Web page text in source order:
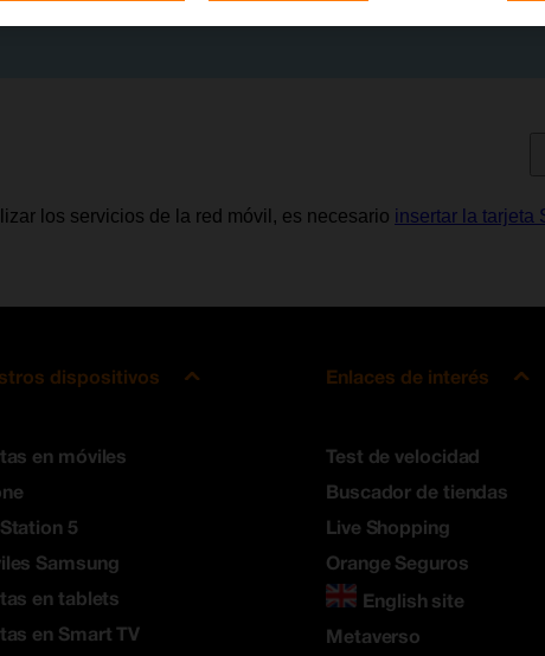
los servicios de la red móvil, es necesario insertar la tarjeta
dispositivos
en móviles
5
Samsung
en tablets
en Smart TV
Enlaces de interés
Test de velocidad
Buscador de tiendas
Live Shopping
Orange Seguros
English site
Metaverso